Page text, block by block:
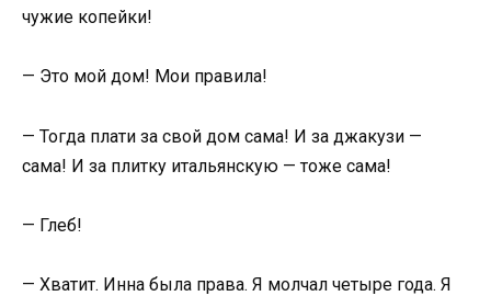
чужие копейки!
— Это мой дом! Мои правила!
— Тогда плати за свой дом сама! И за джакузи —
сама! И за плитку итальянскую — тоже сама!
— Глеб!
— Хватит. Инна была права. Я молчал четыре года. Я